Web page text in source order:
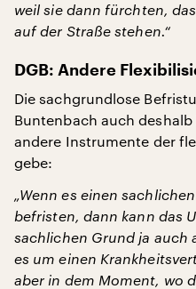
weil sie dann fürchten,
auf der Straße stehen.“
DGB: Andere
Die sachgrundlose
Buntenbach auch
andere Instrumente der
gebe:
„Wenn es einen
befristen, dann kann das
sachlichen Grund ja auch
es um einen
aber in dem Moment, wo